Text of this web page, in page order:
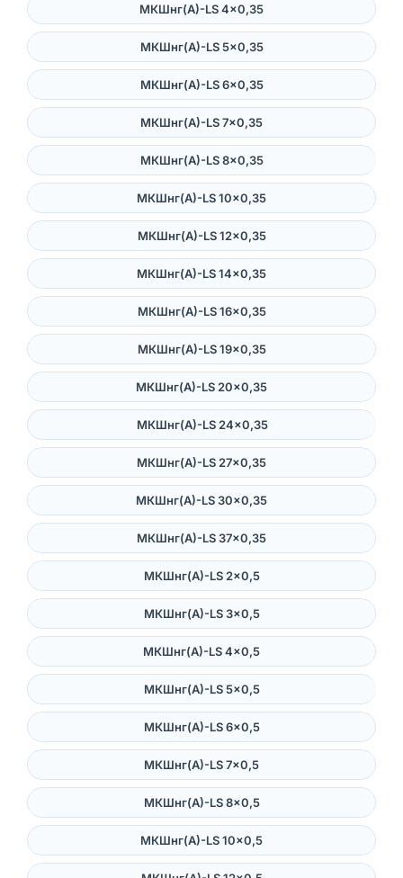
МКШнг(А)-LS 4×0,35
МКШнг(А)-LS 5×0,35
МКШнг(А)-LS 6×0,35
МКШнг(А)-LS 7×0,35
МКШнг(А)-LS 8×0,35
МКШнг(А)-LS 10×0,35
МКШнг(А)-LS 12×0,35
МКШнг(А)-LS 14×0,35
МКШнг(А)-LS 16×0,35
МКШнг(А)-LS 19×0,35
МКШнг(А)-LS 20×0,35
МКШнг(А)-LS 24×0,35
МКШнг(А)-LS 27×0,35
МКШнг(А)-LS 30×0,35
МКШнг(А)-LS 37×0,35
МКШнг(А)-LS 2×0,5
МКШнг(А)-LS 3×0,5
МКШнг(А)-LS 4×0,5
МКШнг(А)-LS 5×0,5
МКШнг(А)-LS 6×0,5
МКШнг(А)-LS 7×0,5
МКШнг(А)-LS 8×0,5
МКШнг(А)-LS 10×0,5